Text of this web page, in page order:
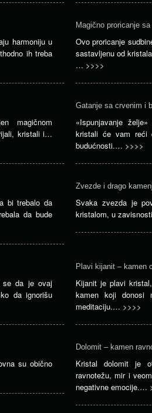
harmoniju u
ih treba
Magično proricanje
Ovo proricanje
sastavljenu od
… >>>>
magičnom
kristali i…
Gatanje sa crvenim i
«Ispunjavanje
kristali će vam
budućnosti.… >>>>
bi trebalo da
da bude
Zvezde i drago
Svaka zvezda je
kristalom, u
se da je ovaj
da ignorišu
Plavi kijanit – kamen
Kijanit je plavi
kamen koji
meditaciju.… >>>>
su obično
Dolomit – kamen
Kristal dolomit je
ravnotežu, mir i
negativne emocije.…